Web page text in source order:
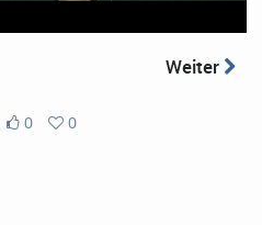
Weiter
0
0